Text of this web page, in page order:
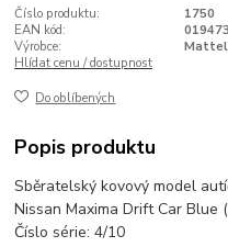
Číslo produktu:
1750
EAN kód:
Výrobce:
Mattel
Hlídat cenu / dostupnost
Do oblíbených
Popis produktu
Sběratelský kovový model
Nissan Maxima Drift Car Blue
Číslo série: 4/10